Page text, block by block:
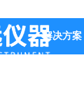
解决方案